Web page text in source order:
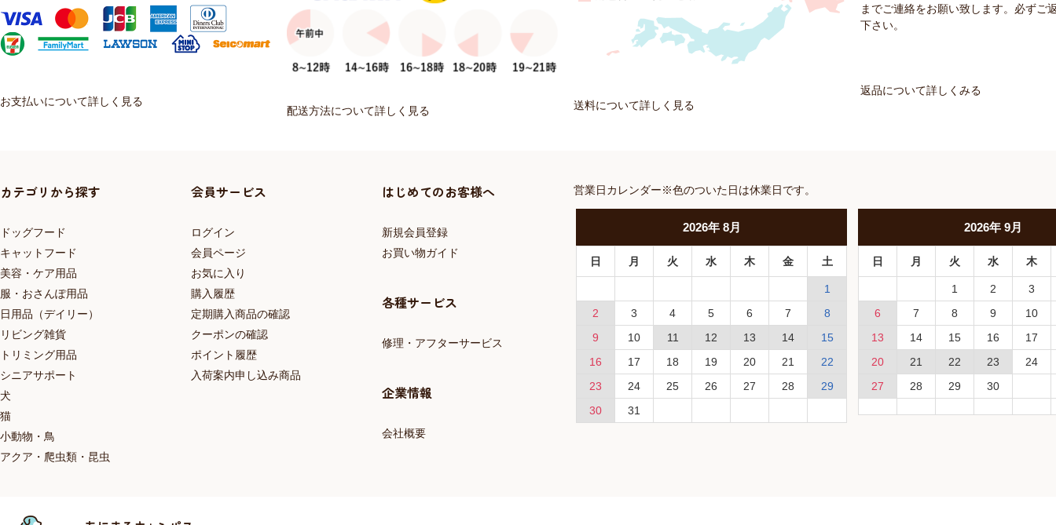
お支払いについて詳しく見る
配送方法について詳しく見る 送料について詳しく見る
までご連絡をお願い致します。必ずご
下さい。
返品について詳しくみる
カテゴリから探す
ドッグフード
キャットフード
美容・ケア用品
服・おさんぽ用品
日用品（デイリー）
リビング雑貨
トリミング用品
シニアサポート
犬
猫
小動物・鳥
アクア・爬虫類・昆虫
会員サービス
ログイン
会員ページ
お気に入り
購入履歴
定期購入商品の確認
クーポンの確認
ポイント履歴
入荷案内申し込み商品
はじめてのお客様へ
新規会員登録
お買い物ガイド
各種サービス
修理・アフターサービス
企業情報
会社概要
営業日カレンダー※色のついた日は休業日です。
2026年 8月
日 月 火 水 木 金 土
1
2
3 4 5 6 7
8
9
10 11 12 13 14
15
16
17 18 19 20 21
22
23
24 25 26 27 28
29
30
31
2026年9月
日 月 火 水 木
1 2
3
6
7 8 9
10
13
14 15 16
17
20
21 22 23
24
27
28 29 30